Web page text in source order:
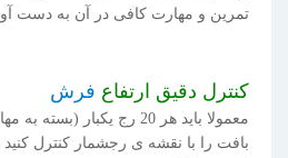
تمرین و مهارت کافی در آن به دست
کنترل دقیق ارتفاع فرش
معمولا باید هر 20 رج یکبار
بافت را با نقشه ی رجشمار کنترل کنید